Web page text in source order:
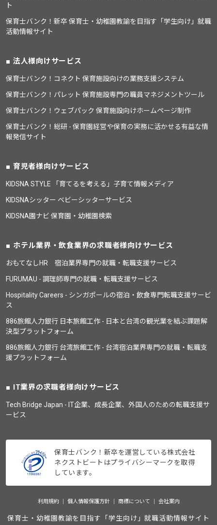
ト
保育士バンク！新卒 保育士・幼稚園教諭を目指す「学生向け」就職
活動情報サイト
法人様向けサービス
保育士バンク！コネクト 保育施設向けの業務支援システム
保育士バンク！パレット 保育施設専門の職員マネジメントツール
保育士バンク！ウェブパック 保育施設向けホームページ制作
保育士バンク！総研 - 保育園経営や保育の実務に活かせる有益な情
報発信サイト
育児者様向けサービス
KIDSNA STYLE 「育てるを考える」子育て情報メディア
KIDSNAシッター ベビーシッターサービス
KIDSNA園ナビ 保育園・幼稚園検索
ホテル業界・飲食業界の求職者様向けサービス
おもてなしHR 宿泊業界専門の就職・転職支援サービス
FURUMAU - 調理師専門の就職・転職支援サービス
Hospitality Careers - シンガポールの宿泊・飲食専門転職支援サービ
ス
886旅館人力銀行 日本旅館工作 - 日本と台湾の観光業を結ぶ課題解
決型プラットフォーム
886旅館人力銀行 台湾旅館工作 - 台湾宿泊業界専門の就職・転職支
援プラットフォーム
IT業界の求職者様向けサービス
Tech Bridge Japan - IT企業、成長企業、外国人のための転職支援サ
ービス
保育士バンク！新卒を運営している株式会社
ネクストビートはプライバシーマークを取得
しています。
利用規約 個人情報保護方針 商標について 会社案内
保育士・幼稚園教諭を目指す「学生向け」就職活動情報サイト